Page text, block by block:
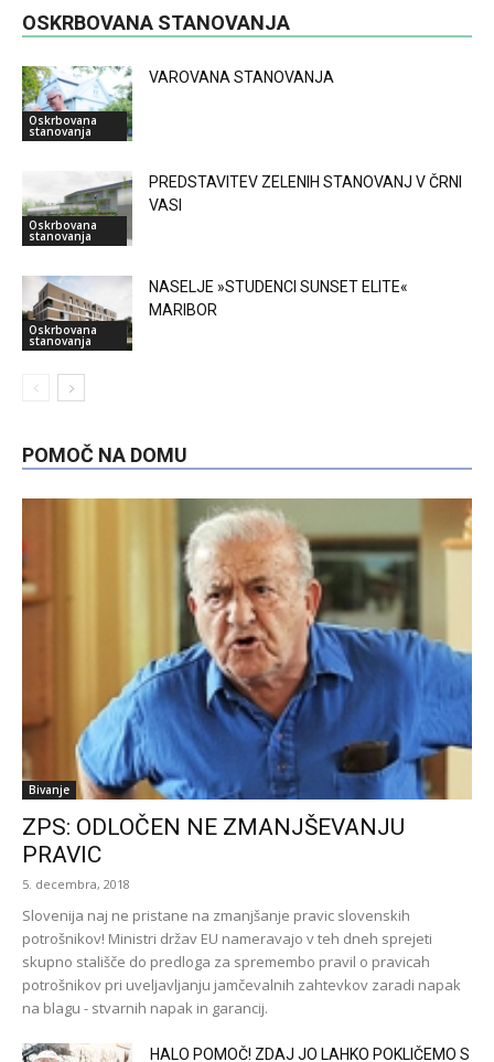
OSKRBOVANA STANOVANJA
Oskrbovana
stanovanja
VAROVANA STANOVANJA
Oskrbovana
stanovanja
PREDSTAVITEV ZELENIH STANOVANJ V ČRNI
VASI
Oskrbovana
stanovanja
NASELJE »STUDENCI SUNSET ELITE«
MARIBOR
POMOČ NA DOMU
Bivanje
ZPS: ODLOČEN NE ZMANJŠEVANJU
PRAVIC
5. decembra, 2018
Slovenija naj ne pristane na zmanjšanje pravic slovenskih
potrošnikov! Ministri držav EU nameravajo v teh dneh sprejeti
skupno stališče do predloga za spremembo pravil o pravicah
potrošnikov pri uveljavljanju jamčevalnih zahtevkov zaradi napak
na blagu - stvarnih napak in garancij.
HALO POMOČ! ZDAJ JO LAHKO POKLIČEMO S